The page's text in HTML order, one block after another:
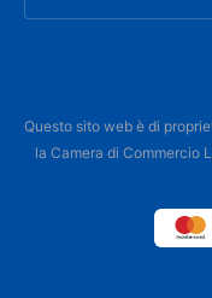
Questo sito web è di
la Camera di Commercio